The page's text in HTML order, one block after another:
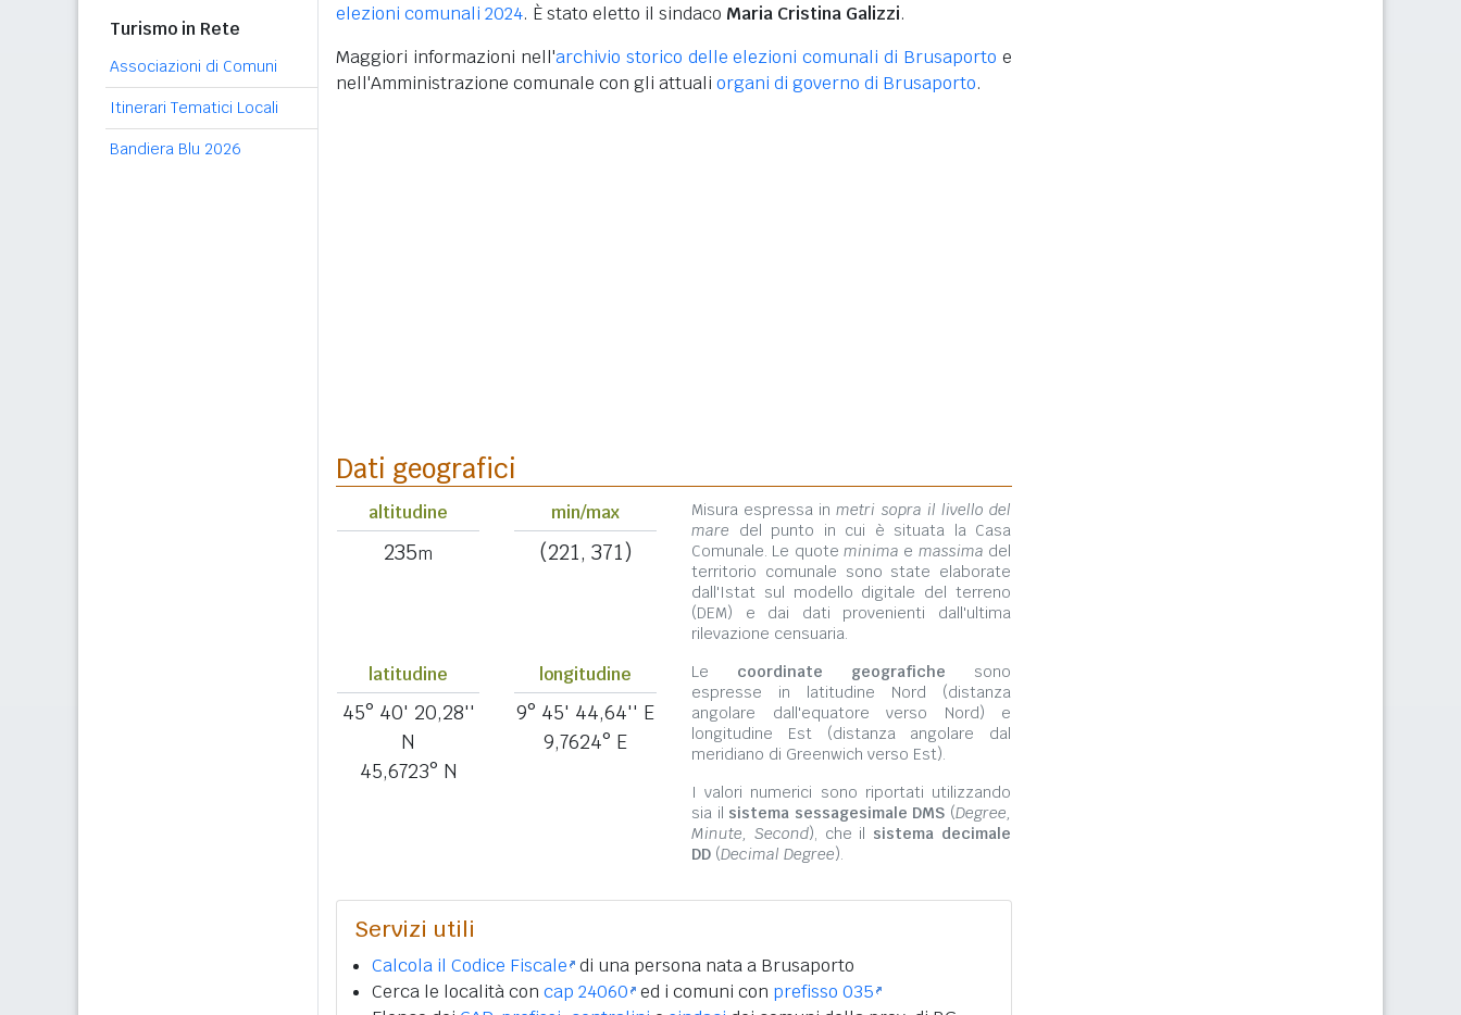
Turismo in Rete
Associazioni di Comuni
Itinerari Tematici Locali
Bandiera Blu 2026
elezioni comunali 2024. È stato eletto il sindaco Maria Cristina Galizzi.
Maggiori informazioni nell'archivio storico delle elezioni comunali di Brusaporto e
nell'Amministrazione comunale con gli attuali organi di governo di Brusaporto.
Dati geografici
altitudine
235m
min/max
(221, 371)
Misura espressa inmetri sopra il livello del
mare del punto in cui è situata la Casa
Comunale. Le quote minima e massima del
territorio comunale sono state elaborate
dall'Istat sul modello digitale del terreno
(DEM) e dai dati provenienti dall'ultima
rilevazione censuaria.
latitudine
45° 40' 20,28''
N
45,6723° N
longitudine
9° 45' 44,64'' E
9,7624° E
Le coordinate geografiche sono
espresse in latitudine Nord (distanza
angolare dall'equatore verso Nord) e
longitudine Est (distanza angolare dal
meridiano di Greenwich verso Est).
I valori numerici sono riportati utilizzando
sia il sistema sessagesimale DMS (Degree,
Minute, Second), che il sistema decimale
DD (Decimal Degree).
Servizi utili
Calcola il Codice Fiscale di una persona nata a Brusaporto
Cerca le località con cap 24060 ed i comuni con prefisso 035